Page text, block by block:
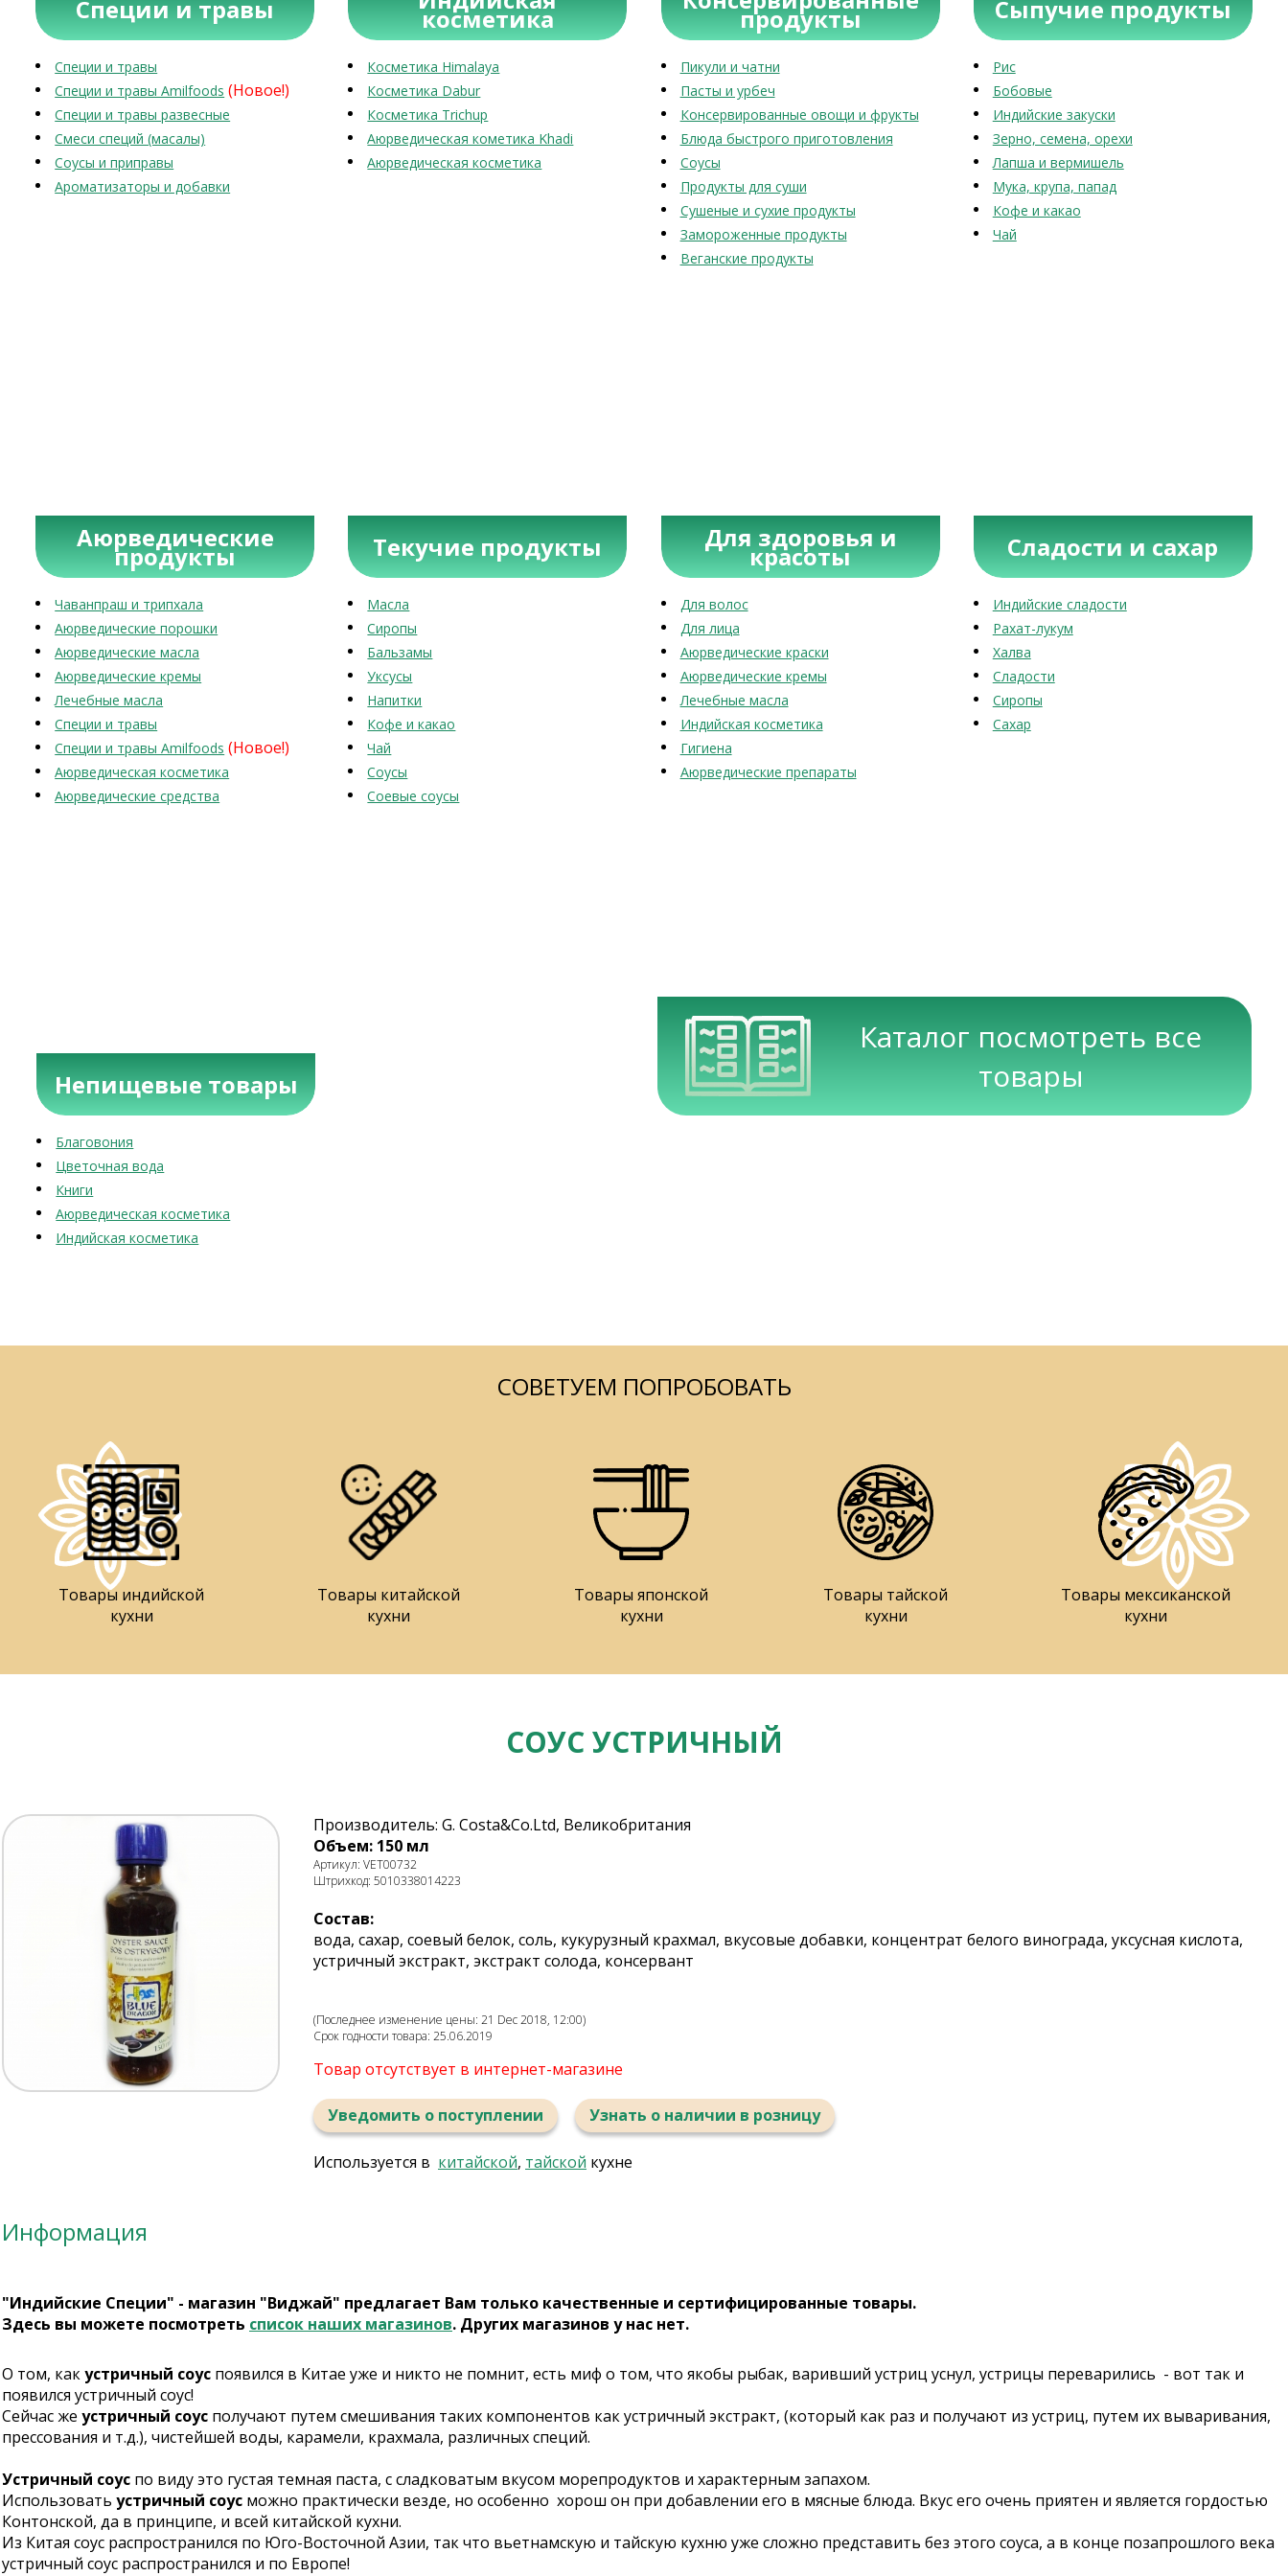
Специи и травы
Специи и травы
Специи и травы Amilfoods (Новое!)
Специи и травы развесные
Смеси специй (масалы)
Соусы и приправы
Ароматизаторы и добавки
косметика
Косметика Himalaya
Косметика Dabur
Косметика Trichup
Аюрведическая кометика Khadi
Аюрведическая косметика
продукты
Пикули и чатни
Пасты и урбеч
Консервированные овощи и фрукты
Блюда быстрого приготовления
Соусы
Продукты для суши
Сушеные и сухие продукты
Замороженные продукты
Веганские продукты
Сыпучие продукты
Рис
Бобовые
Индийские закуски
Зерно, семена, орехи
Лапша и вермишель
Мука, крупа, папад
Кофе и какао
Чай
Аюрведические
продукты
Чаванпраш и трипхала
Аюрведические порошки
Аюрведические масла
Аюрведические кремы
Лечебные масла
Специи и травы
Специи и травы Amilfoods (Новое!)
Аюрведическая косметика
Аюрведические средства
Текучие продукты
Масла
Сиропы
Бальзамы
Уксусы
Напитки
Кофе и какао
Чай
Соусы
Соевые соусы
Для здоровья и
красоты
Для волос
Для лица
Аюрведические краски
Аюрведические кремы
Лечебные масла
Индийская косметика
Гигиена
Аюрведические препараты
Сладости и сахар
Индийские сладости
Рахат-лукум
Халва
Сладости
Сиропы
Сахар
Непищевые товары
Благовония
Цветочная вода
Книги
Аюрведическая косметика
Индийская косметика
Каталог посмотреть все
товары
СОВЕТУЕМ ПОПРОБОВАТЬ
Товары индийской
кухни
Товары китайской
кухни
Товары японской
кухни
Товары тайской
кухни
Товары мексиканской
кухни
СОУС УСТРИЧНЫЙ
Производитель: G. Costa&Co.Ltd, Великобритания
Объем: 150 мл
Артикул: VET00732
Штрихкод: 5010338014223
Состав:
вода, сахар, соевый белок, соль, кукурузный крахмал, вкусовые добавки, концентрат белого винограда, уксусная кислота,
устричный экстракт, экстракт солода, консервант
(Последнее изменение цены: 21 Dec 2018, 12:00)
Срок годности товара: 25.06.2019
Товар отсутствует в интернет-магазине
Уведомить о поступлении Узнать о наличии в розницу
Используется в китайской, тайской кухне
Информация
"Индийские Специи" - магазин "Виджай" предлагает Вам только качественные и сертифицированные товары.
Здесь вы можете посмотреть список наших магазинов. Других магазинов у нас нет.
О том, какустричный соус появился в Китае уже и никто не помнит, есть миф о том, что якобы рыбак, варивший устриц уснул, устрицы переварились - вот так и
появился устричный соус!
Сейчас же устричный соус получают путем смешивания таких компонентов как устричный экстракт, (который как раз и получают из устриц, путем их вываривания,
прессования и т.д.), чистейшей воды, карамели, крахмала, различных специй.
Устричный соус по виду это густая темная паста, с сладковатым вкусом морепродуктов и характерным запахом.
Использовать устричный соус можно практически везде, но особенно хорош он при добавлении его в мясные блюда. Вкус его очень приятен и является гордостью
Контонской, да в принципе, и всей китайской кухни.
Из Китая соус распространился по Юго-Восточной Азии, так что вьетнамскую и тайскую кухню уже сложно представить без этого соуса, а в конце позапрошлого века
устричный соус распространился и по Европе!